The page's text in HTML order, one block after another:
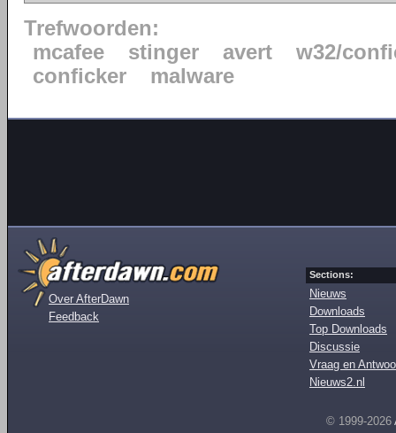
Trefwoorden:
mcafee
stinger avert
w32/
conficker
malware
Over AfterDawn
Feedback
Sections:
Nieuws
Downloads
Top Downloads
Discussie
Vraag en
Nieuws2.nl
© 1999-2026